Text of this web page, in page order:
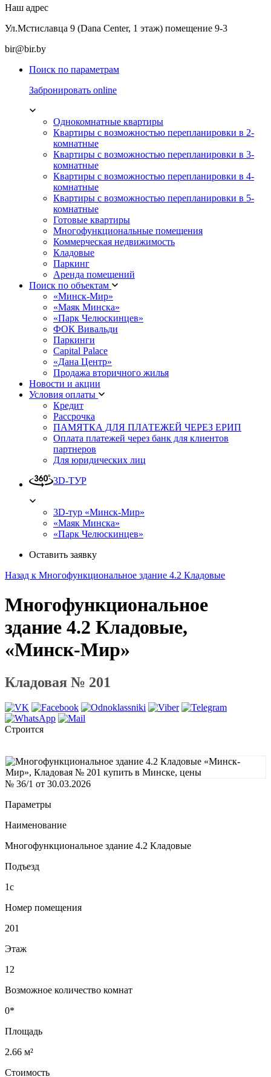
Наш адрес
Ул.Мстиславца 9 (Dana Center, 1 этаж) помещение 9-3
bir@bir.by
Поиск по параметрам
Забронировать online
Однокомнатные квартиры
Квартиры с возможностью перепланировки в 2-
комнатные
Квартиры с возможностью перепланировки в 3-
комнатные
Квартиры с возможностью перепланировки в 4-
комнатные
Квартиры с возможностью перепланировки в 5-
комнатные
Готовые квартиры
Многофункциональные помещения
Коммерческая недвижимость
Кладовые
Паркинг
Аренда помещений
Поиск по объектам
«Минск-Мир»
«Маяк Минска»
«Парк Челюскинцев»
ФОК Вивальди
Паркинги
Capital Palace
«Дана Центр»
Продажа вторичного жилья
Новости и акции
Условия оплаты
Кредит
Рассрочка
ПАМЯТКА ДЛЯ ПЛАТЕЖЕЙ ЧЕРЕЗ ЕРИП
Оплата платежей через банк для клиентов
партнеров
Для юридических лиц
3D-ТУР
3D-тур «Минск-Мир»
«Маяк Минска»
«Парк Челюскинцев»
Оставить заявку
Назад к Многофункциональное здание 4.2 Кладовые
Многофункциональное
здание 4.2 Кладовые,
«Минск-Мир»
Кладовая № 201
Строится
№ 36/1 от 30.03.2026
Параметры
Наименование
Многофункциональное здание 4.2 Кладовые
Подъезд
1с
Номер помещения
201
Этаж
12
Возможное количество комнат
0*
Площадь
2.66 м²
Стоимость